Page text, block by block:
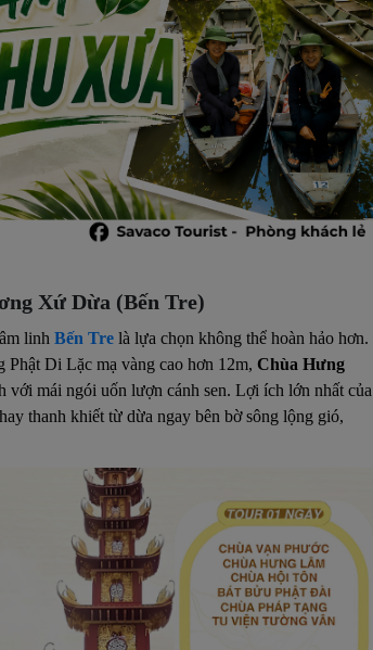
Xứ Dừa (Bến Tre)
linh Bến Tre là lựa chọn không thể hoàn hảo hơn.
Phật Di Lặc mạ vàng cao hơn 12m, Chùa Hưng
với mái ngói uốn lượn cánh sen. Lợi ích lớn nhất của
thanh khiết từ dừa ngay bên bờ sông lộng gió,